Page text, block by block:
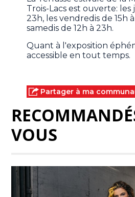
Trois-Lacs est ouverte: les
23h, les vendredis de 15h
samedis de 12h à 23h.
Quant à l'exposition
accessible en tout temps.
Partager à ma
VOUS